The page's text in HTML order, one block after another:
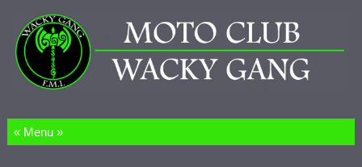
Salta al contenuto